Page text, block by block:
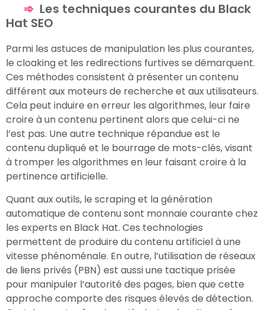
Les techniques courantes du Black
Hat SEO
Parmi les astuces de manipulation les plus courantes,
le cloaking et les redirections furtives se démarquent.
Ces méthodes consistent à présenter un contenu
différent aux moteurs de recherche et aux utilisateurs.
Cela peut induire en erreur les algorithmes, leur faire
croire à un contenu pertinent alors que celui-ci ne
l’est pas. Une autre technique répandue est le
contenu dupliqué et le bourrage de mots-clés, visant
à tromper les algorithmes en leur faisant croire à la
pertinence artificielle.
Quant aux outils, le scraping et la génération
automatique de contenu sont monnaie courante chez
les experts en Black Hat. Ces technologies
permettent de produire du contenu artificiel à une
vitesse phénoménale. En outre, l’utilisation de réseaux
de liens privés (PBN) est aussi une tactique prisée
pour manipuler l’autorité des pages, bien que cette
approche comporte des risques élevés de détection.